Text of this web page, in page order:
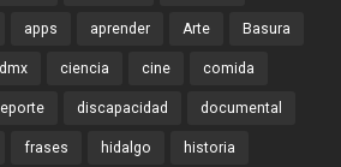
apps aprender Arte Basura
ciencia cine comida
discapacidad documental
frases hidalgo historia